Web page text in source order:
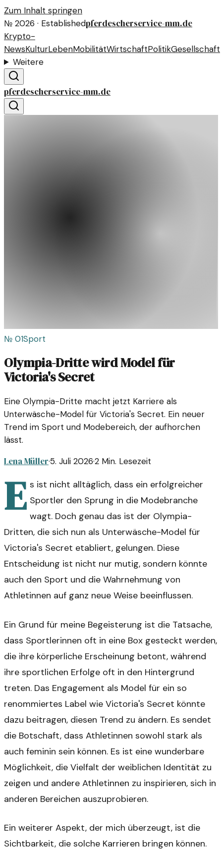
Zum Inhalt springen
№ 2026 · Establishedpferdescherservice-mm.de
Krypto-
NewsKulturLebenMobilitätWirtschaftPolitikGesellschaft
Weitere
pferdescherservice-mm.de
№ 01Sport
Olympia-Dritte wird Model für
Victoria's Secret
Eine Olympia-Dritte macht jetzt Karriere als
Unterwäsche-Model für Victoria's Secret. Ein neuer
Trend im Sport und Modebereich, der aufhorchen
lässt.
Lena Müller·5. Juli 2026·2 Min. Lesezeit
E s ist nicht alltäglich, dass ein erfolgreicher
Sportler den Sprung in die Modebranche
wagt. Doch genau das ist der Olympia-
Dritten, die sich nun als Unterwäsche-Model für
Victoria's Secret etabliert, gelungen. Diese
Entscheidung ist nicht nur mutig, sondern könnte
auch den Sport und die Wahrnehmung von
Athletinnen auf ganz neue Weise beeinflussen.
Ein Grund für meine Begeisterung ist die Tatsache,
dass Sportlerinnen oft in eine Box gesteckt werden,
die ihre körperliche Erscheinung betont, während
ihre sportlichen Erfolge oft in den Hintergrund
treten. Das Engagement als Model für ein so
renommiertes Label wie Victoria's Secret könnte
dazu beitragen, diesen Trend zu ändern. Es sendet
die Botschaft, dass Athletinnen sowohl stark als
auch feminin sein können. Es ist eine wunderbare
Möglichkeit, die Vielfalt der weiblichen Identität zu
zeigen und andere Athletinnen zu inspirieren, sich in
anderen Bereichen auszuprobieren.
Ein weiterer Aspekt, der mich überzeugt, ist die
Sichtbarkeit, die solche Karrieren bringen können.